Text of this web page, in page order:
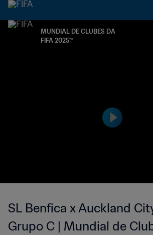
MUNDIAL DE CLUBES DA
FIFA 2025™
SL Benfica x Auckland
Grupo C | Mundial de